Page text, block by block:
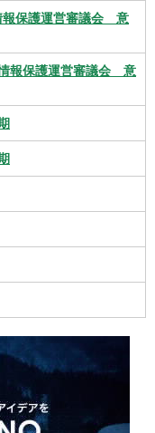
保護運営審議会 意
報保護運営審議会 意